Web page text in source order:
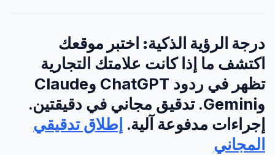
درجة الرؤية الذكية: اختبر موقعك
اكتشف ما إذا كانت علامتك التجارية
تظهر في ردود ChatGPT وClaude
وGemini. تدقيق مجاني في دقيقتين.
إجراءات مدفوعة آلية. إطلاق تدقيقي
المجاني